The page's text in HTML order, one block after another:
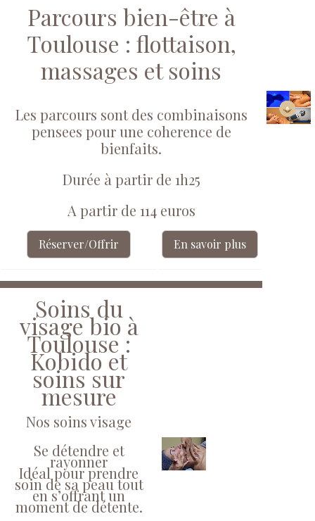
Parcours bien-être à
Toulouse : flottaison,
massages et soins
Les parcours sont des combinaisons
pensees pour une coherence de
bienfaits.
Durée à partir de 1h25
A partir de 114 euros
Réserver/Offrir En savoir plus
Soins du
visage bio à
Toulouse :
Kobido et
soins sur
mesure
Nos soins visage
Se détendre et
rayonner
Idéal pour prendre
soin de sa peau tout
en s’offrant un
moment de détente.